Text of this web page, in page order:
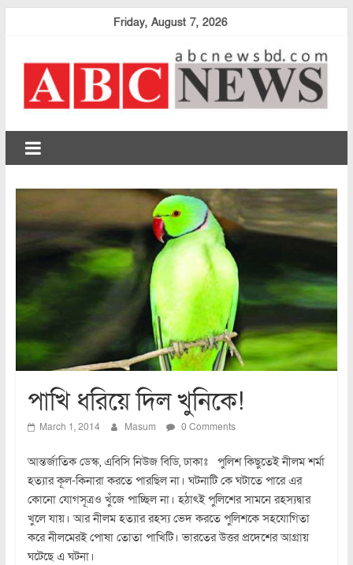
Friday, August 7, 2026
abcnewsbd
পাখি ধরিয়ে দিল খুনিকে!
March 1, 2014 Masum 0 Comments
আন্তর্জাতিক ডেস্ক, এবিসি নিউজ বিডি, ঢাকাঃ পুলিশ কিছুতেই নীলম শর্মা
হত্যার কূল-কিনারা করতে পারছিল না। ঘটনাটি কে ঘটাতে পারে এর
কোনো যোগসূত্রও খুঁজে পাচ্ছিল না। হঠাৎই পুলিশের সামনে রহস্যদ্বার
খুলে যায়। আর নীলম হত্যার রহস্য ভেদ করতে পুলিশকে সহযোগিতা
করে নীলমেরই পোষা তোতা পাখিটি। ভারতের উত্তর প্রদেশের আগ্রায়
ঘটেছে এ ঘটনা।